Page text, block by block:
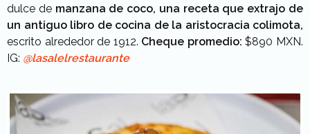
dulce de manzana de coco, una receta que extrajo de
un antiguo libro de cocina de la aristocracia colimota,
escrito alrededor de 1912. Cheque promedio: $890 MXN.
IG: @lasalelrestaurante